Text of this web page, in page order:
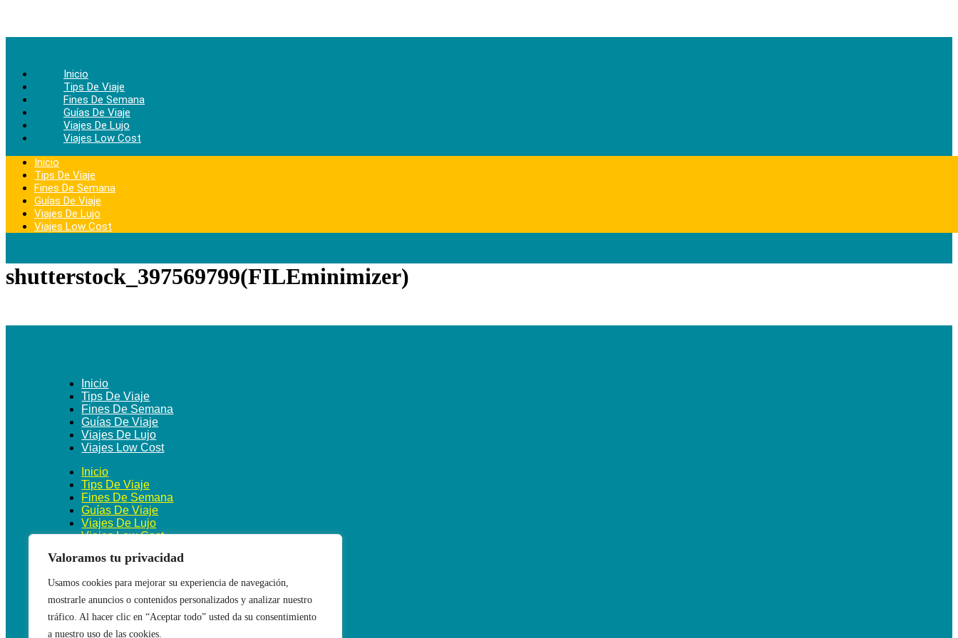
Valoramos tu privacidad
Usamos cookies para mejorar su experiencia de navegación,
mostrarle anuncios o contenidos personalizados y analizar nuestro
tráfico. Al hacer clic en “Aceptar todo” usted da su consentimiento
a nuestro uso de las cookies.
contenido
Inicio
Tips De Viaje
Fines De Semana
Guías De Viaje
Viajes De Lujo
Viajes Low Cost
Inicio
Tips De Viaje
Fines De Semana
Guías De Viaje
Viajes De Lujo
Viajes Low Cost
shutterstock_397569799(FILEminimizer)
Inicio
Tips De Viaje
Fines De Semana
Guías De Viaje
Viajes De Lujo
Viajes Low Cost
Inicio
Tips De Viaje
Fines De Semana
Guías De Viaje
Viajes De Lujo
Viajes Low Cost
Politica de privacidad
Politica de cookies